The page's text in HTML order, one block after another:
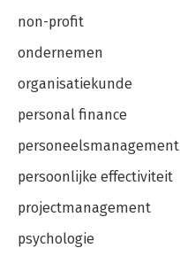
non-profit
ondernemen
organisatiekunde
personal finance
personeelsmanagement
persoonlijke effectiviteit
projectmanagement
psychologie